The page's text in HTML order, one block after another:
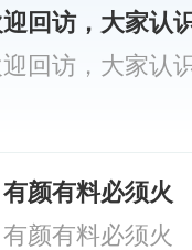
回访，大家认
回访，大家认
颜有料必须火
颜有料必须火